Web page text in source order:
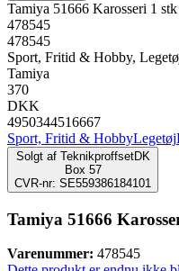
Tamiya 51666 Karosseri 1 stk
478545
478545
Sport, Fritid & Hobby,
Tamiya
370
DKK
4950344516667
Sport, Fritid & HobbyLegetøj
Solgt af TeknikproffsetDK
Box 57
CVR-nr: SE559386184101
Tamiya 51666
Varenummer: 478545